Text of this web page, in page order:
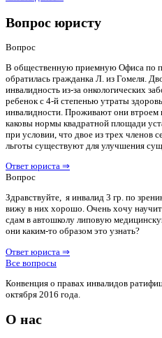
Вопрос юристу
Вопрос
В общественную приемную Офиса по
обратилась гражданка Л. из Гомеля.
инвалидность из-за онкологических
ребенок с 4-й степенью утраты
инвалидности. Проживают они втроем
каковы нормы квадратной площади
при условии, что двое из трех членов
льготы существуют для улучшения
Ответ юриста ⇒
Вопрос
Здравствуйте, я инвалид 3 гр. по
вижу в них хорошо. Очень хочу
сдам в автошколу липовую
они каким-то образом это узнать?
Ответ юриста ⇒
Все вопросы
Конвенция о правах инвалидов
октября 2016 года.
О нас